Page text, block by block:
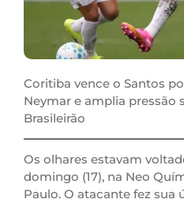
Coritiba vence o Santos
Neymar e amplia pressão
Brasileirão
Os olhares estavam
domingo (17), na Neo
Paulo. O atacante fez sua